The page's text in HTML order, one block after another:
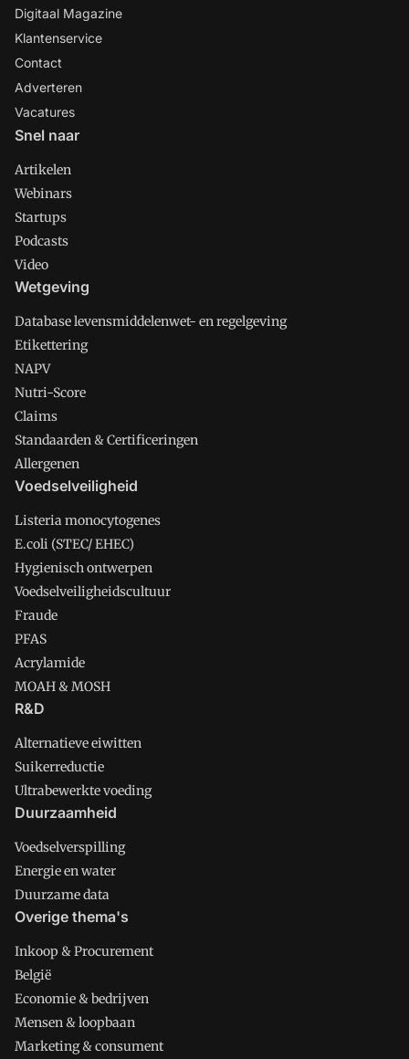
Digitaal Magazine
Klantenservice
Contact
Adverteren
Vacatures
Snel naar
Artikelen
Webinars
Startups
Podcasts
Video
Wetgeving
Database levensmiddelenwet- en regelgeving
Etikettering
NAPV
Nutri-Score
Claims
Standaarden & Certificeringen
Allergenen
Voedselveiligheid
Listeria monocytogenes
E.coli (STEC/ EHEC)
Hygienisch ontwerpen
Voedselveiligheidscultuur
Fraude
PFAS
Acrylamide
MOAH & MOSH
R&D
Alternatieve eiwitten
Suikerreductie
Ultrabewerkte voeding
Duurzaamheid
Voedselverspilling
Energie en water
Duurzame data
Overige thema's
Inkoop & Procurement
België
Economie & bedrijven
Mensen & loopbaan
Marketing & consument